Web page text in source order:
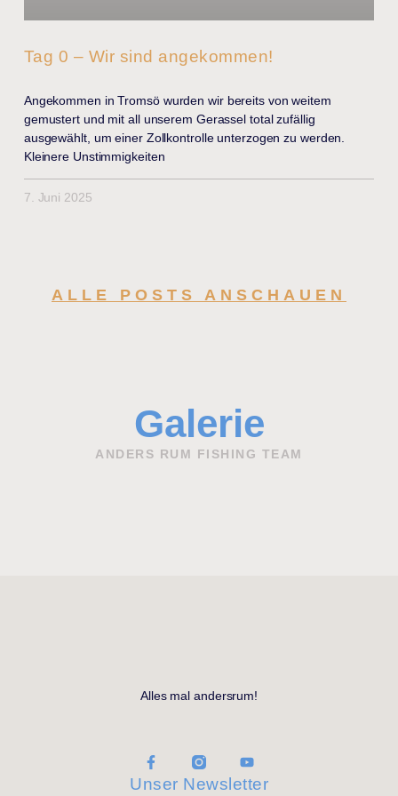
Tag 0 – Wir sind angekommen!
Angekommen in Tromsö wurden wir bereits von weitem
gemustert und mit all unserem Gerassel total zufällig
ausgewählt, um einer Zollkontrolle unterzogen zu werden.
Kleinere Unstimmigkeiten
7. Juni 2025
ALLE POSTS ANSCHAUEN
Galerie
ANDERS RUM FISHING TEAM
Alles mal andersrum!
Unser Newsletter